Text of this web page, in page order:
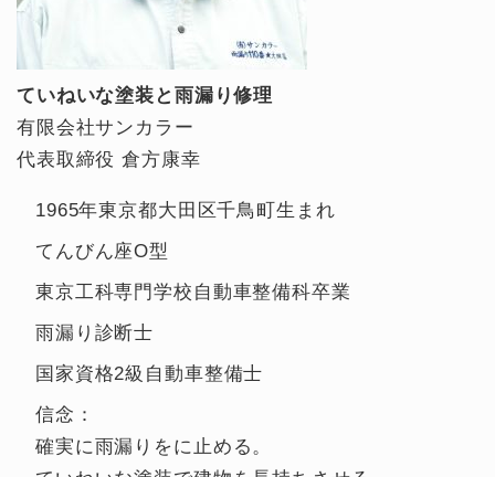
ていねいな塗装と雨漏り修理
有限会社サンカラー
代表取締役 倉方康幸
1965年東京都大田区千鳥町生まれ
てんびん座O型
東京工科専門学校自動車整備科卒業
雨漏り診断士
国家資格2級自動車整備士
信念：
確実に雨漏りをに止める。